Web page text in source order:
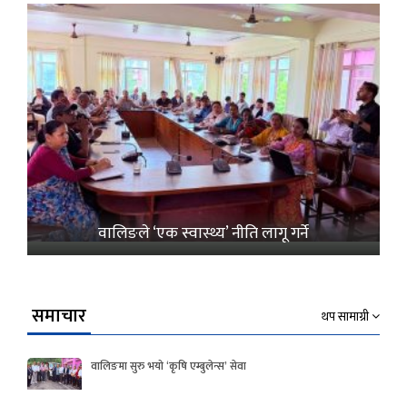
वालिङले ‘एक स्वास्थ्य’ नीति लागू गर्ने
समाचार थप सामाग्री
वालिङमा सुरु भयो ‘कृषि एम्बुलेन्स’ सेवा